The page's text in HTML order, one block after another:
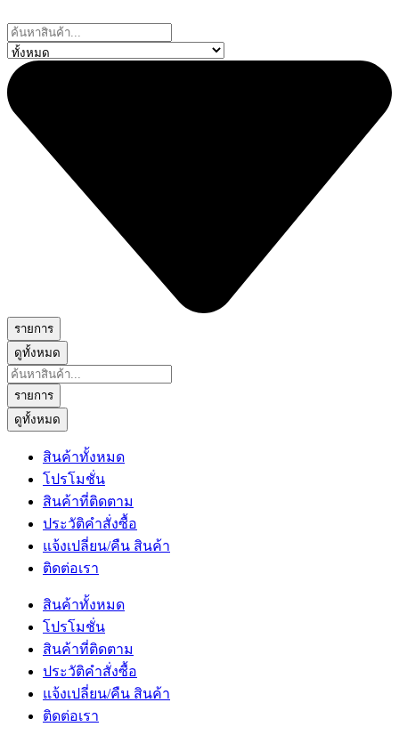
to
content
Search
...
รายการ
ดูทั้งหมด
Search
...
รายการ
ดูทั้งหมด
สินค้าทั้งหมด
โปรโมชั่น
สินค้าที่ติดตาม
ประวัติคำสั่งซื้อ
แจ้งเปลี่ยน/คืน สินค้า
ติดต่อเรา
สินค้าทั้งหมด
โปรโมชั่น
สินค้าที่ติดตาม
ประวัติคำสั่งซื้อ
แจ้งเปลี่ยน/คืน สินค้า
ติดต่อเรา